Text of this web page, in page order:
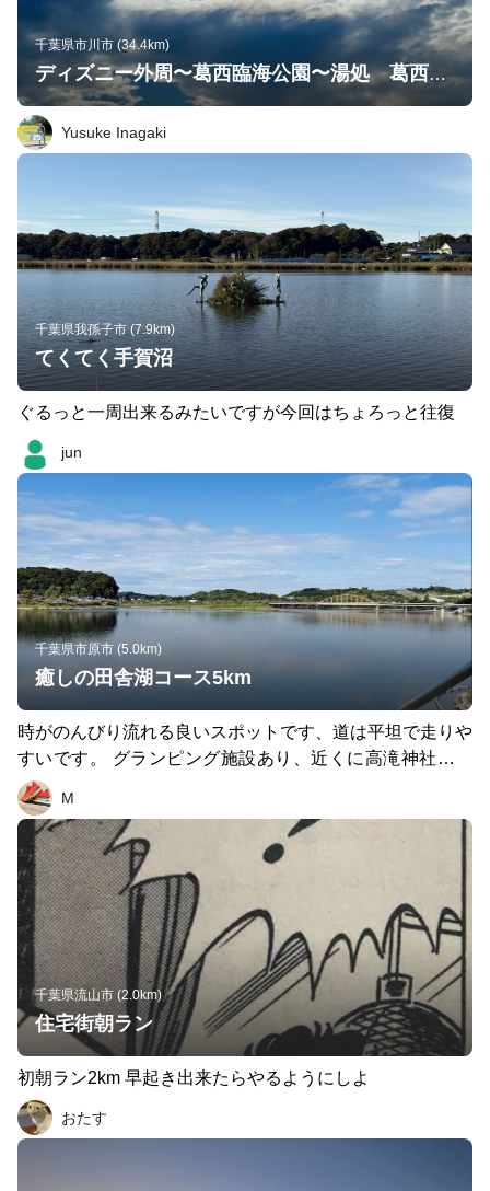
千葉県市川市 (34.4km)
ディズニー外周〜葛西臨海公園〜湯処 葛西（約30km）
Yusuke Inagaki
千葉県我孫子市 (7.9km)
てくてく手賀沼
ぐるっと一周出来るみたいですが今回はちょろっと往復
jun
千葉県市原市 (5.0km)
癒しの田舎湖コース5km
時がのんびり流れる良いスポットです、道は平坦で走りや
すいです。 グランピング施設あり、近くに高滝神社でお
参りがてら走ってもよし、良いロケーションです。
M
千葉県流山市 (2.0km)
住宅街朝ラン
初朝ラン2km 早起き出来たらやるようにしよ
おたす